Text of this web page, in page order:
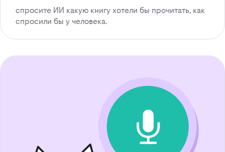
спросите ИИ какую книгу хотели бы прочитать, как
спросили бы у человека.